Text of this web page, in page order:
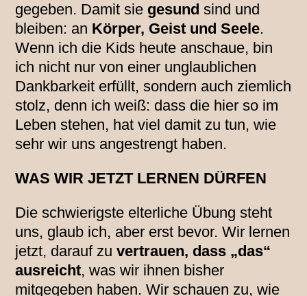
gegeben. Damit sie gesund sind und
bleiben: an Körper, Geist und Seele.
Wenn ich die Kids heute anschaue, bin
ich nicht nur von einer unglaublichen
Dankbarkeit erfüllt, sondern auch ziemlich
stolz, denn ich weiß: dass die hier so im
Leben stehen, hat viel damit zu tun, wie
sehr wir uns angestrengt haben.
WAS WIR JETZT LERNEN DÜRFEN
Die schwierigste elterliche Übung steht
uns, glaub ich, aber erst bevor. Wir lernen
jetzt, darauf zuvertrauen, dass „das“
ausreicht, was wir ihnen bisher
mitgegeben haben. Wir schauen zu, wie